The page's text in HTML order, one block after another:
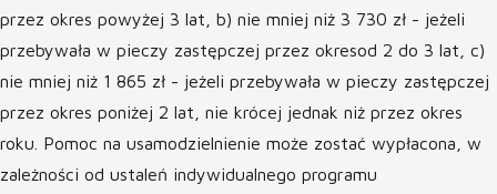
przez okres powyżej 3 lat, b) nie mniej niż 3 730 zł - jeżeli
przebywała w pieczy zastępczej przez okresod 2 do 3 lat, c)
nie mniej niż 1 865 zł - jeżeli przebywała w pieczy zastępczej
przez okres poniżej 2 lat, nie krócej jednak niż przez okres
roku. Pomoc na usamodzielnienie może zostać wypłacona, w
zależności od ustaleń indywidualnego programu